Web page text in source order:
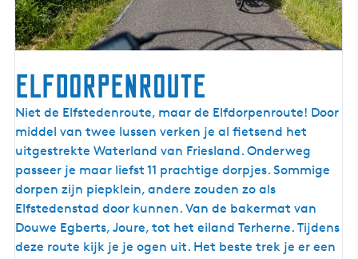
e
r
e
a
Elfdorpenroute
E
l
f
d
o
r
p
e
Niet de Elfstedenroute, maar de Elfdorpenroute! Door
middel van twee lussen verken je al fietsend het
uitgestrekte Waterland van Friesland. Onderweg
passeer je maar liefst 11 prachtige dorpjes. Sommige
dorpen zijn piepklein, andere zouden zo als
Elfstedenstad door kunnen. Van de bakermat van
Douwe Egberts, Joure, tot het eiland Terherne. Tijdens
deze route kijk je je ogen uit. Het beste trek je er een